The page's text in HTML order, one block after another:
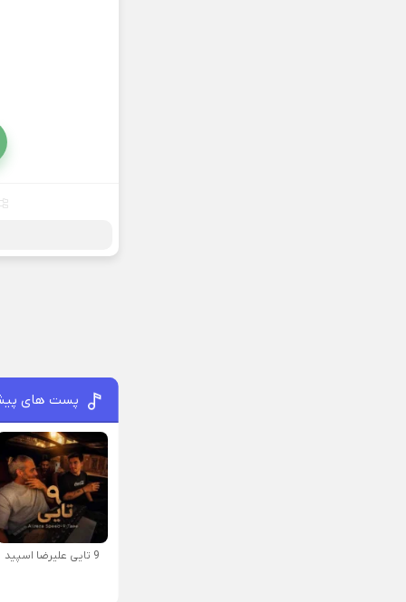
پست های
9 تایی علیرضا اسپید